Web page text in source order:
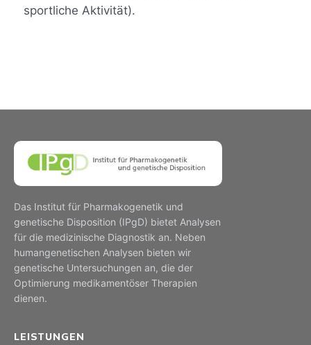
sportliche Aktivität).
Das Institut für Pharmakogenetik und
genetische Disposition (IPgD) bietet Analysen
für die medizinische Diagnostik an. Neben
humangenetischen Analysen bieten wir
genetische Untersuchungen an, die der
Optimierung medikamentöser Therapien
dienen.
LEISTUNGEN